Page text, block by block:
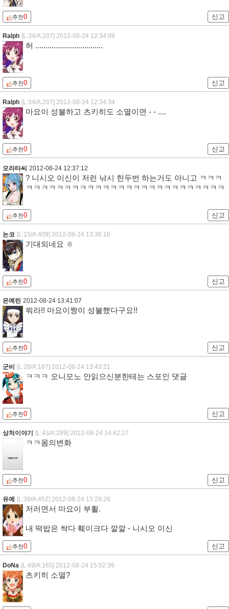
추천0 신고
Ralph [L:34/A:207] 2012-08-24 12:34:09
허 .................................
추천0 신고
Ralph [L:34/A:207] 2012-08-24 12:34:34
마요이 성불하고 츠키히도 소멸이면 - - ....
추천0 신고
모라타씨 2012-08-24 12:37:12
? 니시오 이신이 저런 낚시 한두번 하는거도 아니고 ㅋㅋㅋ
ㅋㅋㅋㅋㅋㅋㅋㅋㅋㅋㅋㅋㅋㅋㅋㅋㅋㅋㅋㅋㅋㅋㅋㅋㅋㅋ
추천0 신고
논코 [L:15/A:409] 2012-08-24 13:36:16
기대되네요 ㅎ
추천0 신고
은예린 2012-08-24 13:41:07
뭐라!! 마요이짱이 성불했다구요!!
추천0 신고
군비 [L:28/A:187] 2012-08-24 13:43:21
ㅋㅋㅋ 오니모노 안읽으신분한테는 스포인 댓글
추천0 신고
상처이야기 [L:43/A:289] 2012-08-24 14:42:27
ㅋㅋ몸의변화
추천0 신고
유예 [L:38/A:452] 2012-08-24 15:29:26
저러면서 마요이 부활.
내 떡밥은 싹다 훼이크다 깔깔 - 니시오 이신
추천0 신고
DoNa [L:49/A:165] 2012-08-24 15:52:39
츠키히 소멸?